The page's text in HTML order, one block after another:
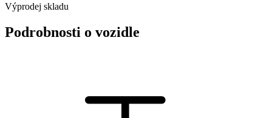
Výprodej skladu
Podrobnosti o vozidle